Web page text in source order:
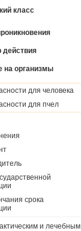
класс
действия
на организмы
для человека
для пчел
срока
и